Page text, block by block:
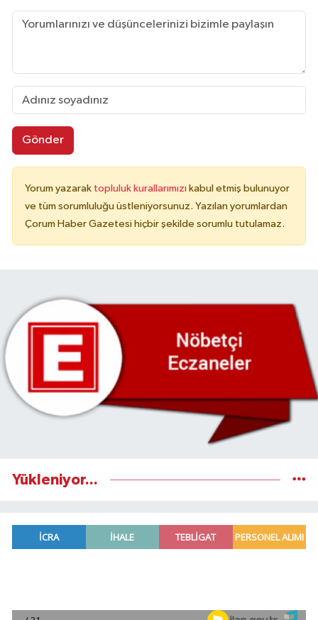
Gönder
Yorum yazarak topluluk kurallarımızı kabul etmiş bulunuyor
ve tüm sorumluluğu üstleniyorsunuz. Yazılan yorumlardan
Çorum Haber Gazetesi hiçbir şekilde sorumlu tutulamaz.
Yükleniyor...